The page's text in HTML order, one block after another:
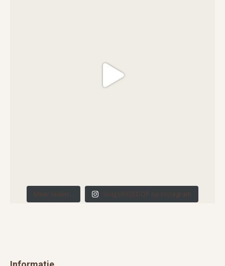
Meer laden... Volg HUIZEDOP op Instagram